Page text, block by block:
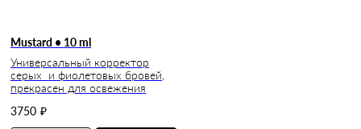
Mustard • 10 ml
Универсальный корректор
серых и фиолетовых бровей,
прекрасен для освежения
3750 ₽